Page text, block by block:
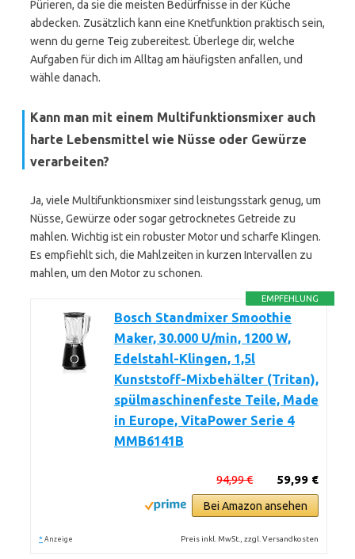
Pürieren, da sie die meisten Bedürfnisse in der Küche
abdecken. Zusätzlich kann eine Knetfunktion praktisch sein,
wenn du gerne Teig zubereitest. Überlege dir, welche
Aufgaben für dich im Alltag am häufigsten anfallen, und
wähle danach.
Kann man mit einem Multifunktionsmixer auch
harte Lebensmittel wie Nüsse oder Gewürze
verarbeiten?
Ja, viele Multifunktionsmixer sind leistungsstark genug, um
Nüsse, Gewürze oder sogar getrocknetes Getreide zu
mahlen. Wichtig ist ein robuster Motor und scharfe Klingen.
Es empfiehlt sich, die Mahlzeiten in kurzen Intervallen zu
mahlen, um den Motor zu schonen.
EMPFEHLUNG
Bosch Standmixer Smoothie
Maker, 30.000 U/min, 1200 W,
Edelstahl-Klingen, 1,5l
Kunststoff-Mixbehälter (Tritan),
spülmaschinenfeste Teile, Made
in Europe, VitaPower Serie 4
MMB6141B
59,99 €
94,99 €
Bei Amazon ansehen
* Anzeige Preis inkl. MwSt., zzgl. Versandkosten